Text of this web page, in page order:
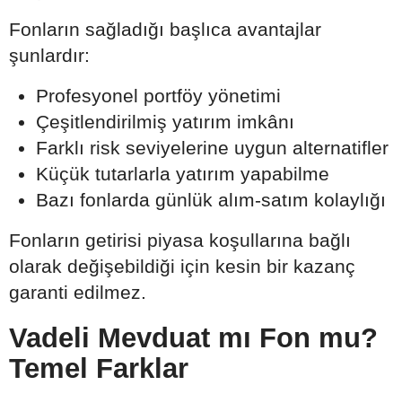
Fonların sağladığı başlıca avantajlar
şunlardır:
Profesyonel portföy yönetimi
Çeşitlendirilmiş yatırım imkânı
Farklı risk seviyelerine uygun alternatifler
Küçük tutarlarla yatırım yapabilme
Bazı fonlarda günlük alım-satım kolaylığı
Fonların getirisi piyasa koşullarına bağlı
olarak değişebildiği için kesin bir kazanç
garanti edilmez.
Vadeli Mevduat mı Fon mu?
Temel Farklar